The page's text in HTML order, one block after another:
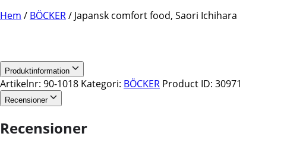
Hem / BÖCKER/ Japansk comfort food, Saori Ichihara
Produktinformation
Artikelnr: 90-1018 Kategori: BÖCKER Product ID: 30971
Recensioner
Recensioner